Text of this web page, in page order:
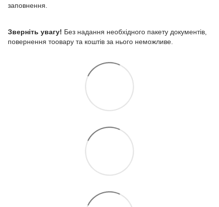
заповнення.
Зверніть увагу! Без надання необхідного пакету документів,
повернення тоовару та коштів за нього неможливе.